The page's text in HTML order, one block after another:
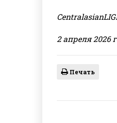
2 апреля 2026
Печать